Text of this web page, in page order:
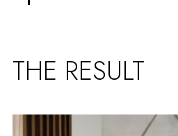
THE RESULT